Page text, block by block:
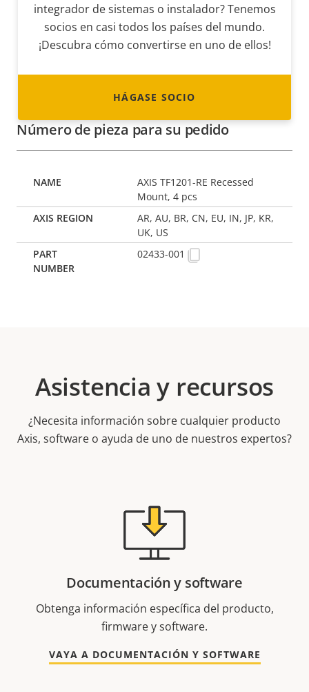
integrador de sistemas o instalador? Tenemos
socios en casi todos los países del mundo.
¡Descubra cómo convertirse en uno de ellos!
HÁGASE SOCIO
Número de pieza para su pedido
AXIS TF1201-RE Recessed
Mount, 4 pcs
AR, AU, BR, CN, EU, IN, JP, KR,
UK, US
02433-001
Asistencia y recursos
¿Necesita información sobre cualquier producto
Axis, software o ayuda de uno de nuestros expertos?
Documentación y software
Obtenga información específica del producto,
firmware y software.
VAYA A DOCUMENTACIÓN Y SOFTWARE